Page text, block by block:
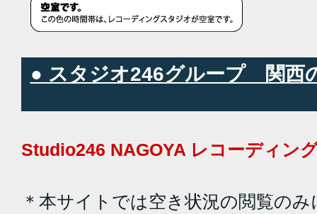
● スタジオ246グループ 関西
Studio246 NAGOYA レコーディン
＊本サイトでは空き状況の閲覧の